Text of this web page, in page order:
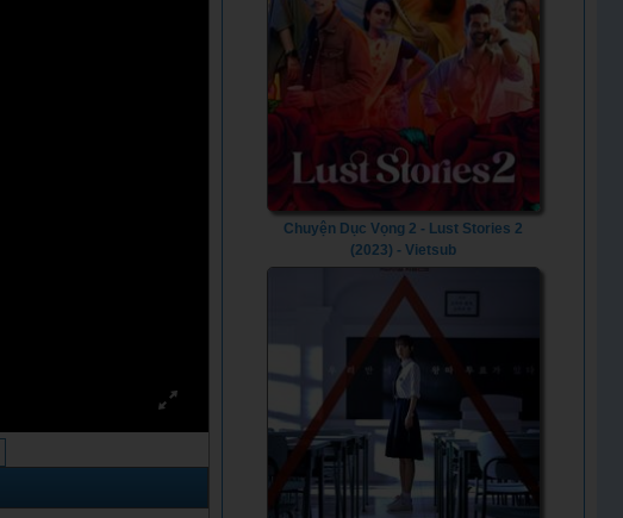
Chuyện Dục Vọng 2 - Lust Stories 2
(2023) - Vietsub